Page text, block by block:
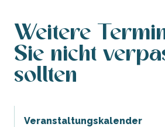
Weitere
Sie nicht
sollten
Veranstaltungskalender